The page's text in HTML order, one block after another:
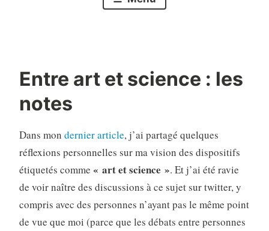
Entre art et science : les
notes
Dans mon dernier article, j’ai partagé quelques
réflexions personnelles sur ma vision des dispositifs
étiquetés comme « art et science ». Et j’ai été ravie
de voir naître des discussions à ce sujet sur twitter, y
compris avec des personnes n’ayant pas le même point
de vue que moi (parce que les débats entre personnes